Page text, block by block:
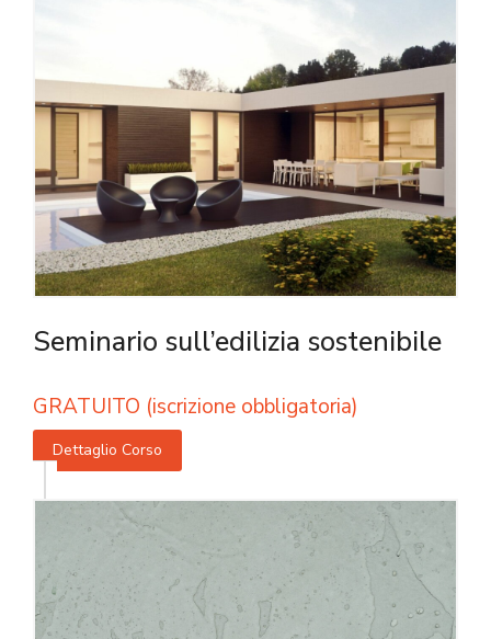
Seminario sull’edilizia sostenibile
GRATUITO (iscrizione obbligatoria)
Dettaglio Corso